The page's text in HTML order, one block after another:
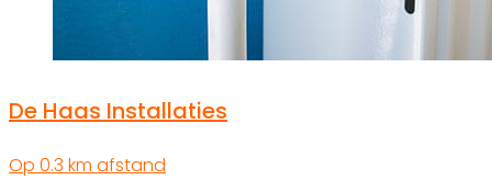
De Haas Installaties
Op 0.3 km afstand